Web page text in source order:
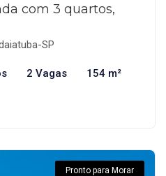
com 3 quartos,
SP
2 Vagas 154 m²
Pronto para Morar